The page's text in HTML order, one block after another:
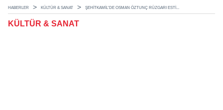
HABERLER KÜLTÜR & SANAT ŞEHITKAMIL'DE OSMAN ÖZTUNÇ RÜZGARI ESTI...
KÜLTÜR & SANAT